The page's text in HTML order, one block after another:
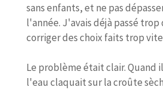
sans enfants, et ne pas
l'année. J'avais déjà passé trop
corriger des choix faits trop
Le problème était clair. Quand
l'eau claquait sur la croûte